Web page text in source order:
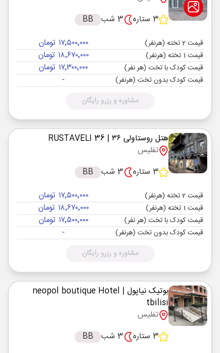
3 ستاره
3 شب BB
قیمت 2 تخته (هرنفر) ۱۷٬۵۰۰٬۰۰۰ تومان
قیمت 1 تخته (هرنفر) ۱۸٬۶۷۰٬۰۰۰ تومان
قیمت کودک با تخت (هر نفر) ۱۷٬۳۰۰٬۰۰۰ تومان
قیمت کودک بدون تخت (هرنفر) -
مشاوره و رزرو رایگان
هتل روستاولی ۳۶
| RUSTAVELI 36
تفلیس
3 ستاره
3 شب BB
قیمت 2 تخته (هرنفر) ۱۷٬۵۰۰٬۰۰۰ تومان
قیمت 1 تخته (هرنفر) ۱۸٬۶۷۰٬۰۰۰ تومان
قیمت کودک با تخت (هر نفر) ۱۷٬۵۰۰٬۰۰۰ تومان
قیمت کودک بدون تخت (هرنفر) -
مشاوره و رزرو رایگان
بوتیک نیاپول | neopol boutique Hotel
tbilisi
تفلیس
3 ستاره
3 شب BB